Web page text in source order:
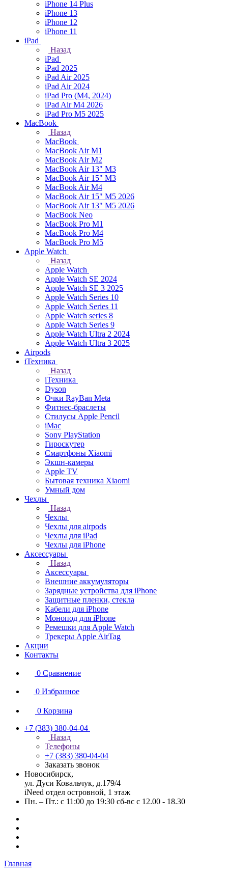
iPhone 14 Plus
iPhone 13
iPhone 12
iPhone 11
iPad
Назад
iPad
iPad 2025
iPad Air 2025
iPad Air 2024
iPad Pro (M4, 2024)
iPad Air M4 2026
iPad Pro M5 2025
MacBook
Назад
MacBook
MacBook Air M1
MacBook Air M2
MacBook Air 13" M3
MacBook Air 15" M3
MacBook Air M4
MacBook Air 15" М5 2026
MacBook Air 13" М5 2026
MacBook Neo
MacBook Pro M1
MacBook Pro M4
MacBook Pro M5
Apple Watch
Назад
Apple Watch
Apple Watch SE 2024
Apple Watch SE 3 2025
Apple Watch Series 10
Apple Watch Series 11
Apple Watch series 8
Apple Watch Series 9
Apple Watch Ultra 2 2024
Apple Watch Ultra 3 2025
Airpods
iТехника
Назад
iТехника
Dyson
Очки RayBan Meta
Фитнес-браслеты
Стилусы Apple Pencil
iMac
Sony PlayStation
Гироскутер
Смартфоны Xiaomi
Экшн-камеры
Apple TV
Бытовая техника Xiaomi
Умный дом
Чехлы
Назад
Чехлы
Чехлы для airpods
Чехлы для iPad
Чехлы для iPhone
Аксессуары
Назад
Аксессуары
Внешние аккумуляторы
Зарядные устройства для iPhone
Защитные пленки, стекла
Кабели для iPhone
Монопод для iPhone
Ремешки для Apple Watch
Трекеры Apple AirTag
Акции
Контакты
0 Сравнение
0 Избранное
0 Корзина
+7 (383) 380-04-04
Назад
Телефоны
+7 (383) 380-04-04
Заказать звонок
Новосибирск,
ул. Дуси Ковальчук, д.179/4
iNeed отдел островной, 1 этаж
Пн. – Пт.: с 11:00 до 19:30 сб-вс с 12.00 - 18.30
Главная